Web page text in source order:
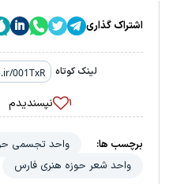
اشتراک گذاری
لینک کوتاه
۱ نپسندیدم
برچسب ها:
واحد تجسمی
واحد شعر حوزه هنری فارس